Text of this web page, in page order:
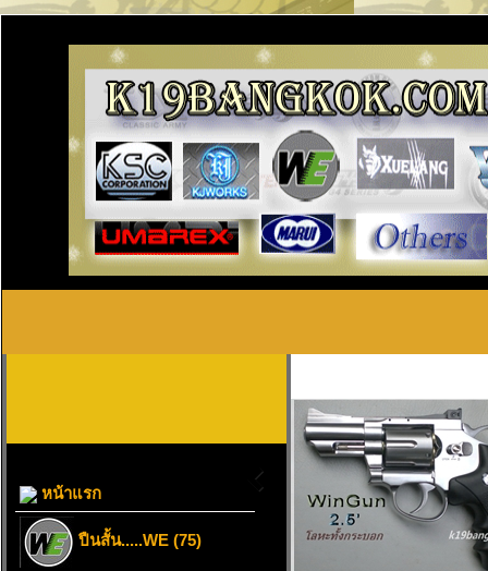
หน้าแรก
ปืนสั้น.....WE (75)